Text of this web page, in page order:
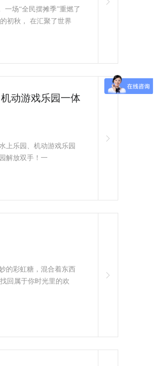
场“全民摆摊季”重燃了
初秋， 在汇聚了世界
动游戏乐园一体
上乐园、机动游戏乐园
解放双手！一
的彩虹糖，混合着东西
回属于你时光里的欢